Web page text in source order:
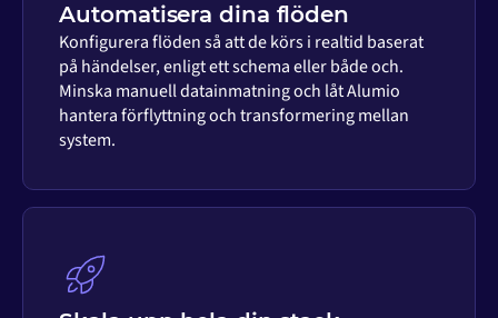
Automatisera dina flöden
Konfigurera flöden så att de körs i realtid baserat
på händelser, enligt ett schema eller både och.
Minska manuell datainmatning och låt Alumio
hantera förflyttning och transformering mellan
system.